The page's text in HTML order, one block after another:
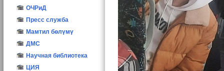
ОЧРиД
Пресс служба
Мамтил бөлүмү
ДМС
Научная библиотека
ЦИЯ